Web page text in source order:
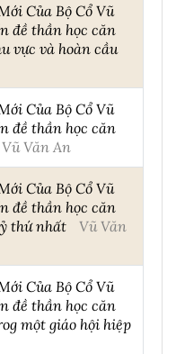
Của Bộ Cổ Vũ
đề thần học căn
vực và hoàn cầu
Của Bộ Cổ Vũ
đề thần học căn
Vũ Văn An
Của Bộ Cổ Vũ
đề thần học căn
thứ nhất
Vũ Văn
Của Bộ Cổ Vũ
đề thần học căn
một giáo hội hiệp